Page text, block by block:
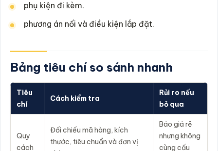
phụ kiện đi kèm.
phương án nối và điều kiện lắp đặt.
Bảng tiêu chí so sánh nhanh
Tiêu
chí
Cách kiểm tra
Rủi ro nếu
bỏ qua
Quy
cách
Đối chiếu mã hàng, kích
thước, tiêu chuẩn và đơn vị
Báo giá rẻ
nhưng không
cùng cấu